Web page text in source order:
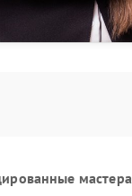
мастера